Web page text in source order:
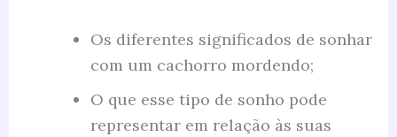
Os diferentes significados de sonhar
com um cachorro mordendo;
O que esse tipo de sonho pode
representar em relação às suas